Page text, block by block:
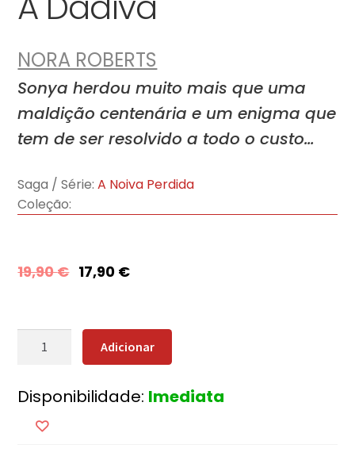
NORA ROBERTS
Sonya herdou muito mais que uma
maldição centenária e um enigma que
tem de ser resolvido a todo o custo…
Saga / Série: A Noiva Perdida
Coleção:
19,90€ 17,90 €
Quantidade
Dádiva
Adicionar
Disponibilidade: Imediata